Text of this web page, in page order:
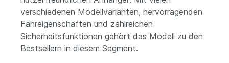
verschiedenen Modellvarianten, hervorragenden
Fahreigenschaften und zahlreichen
Sicherheitsfunktionen gehört das Modell zu den
Bestsellern in diesem Segment.